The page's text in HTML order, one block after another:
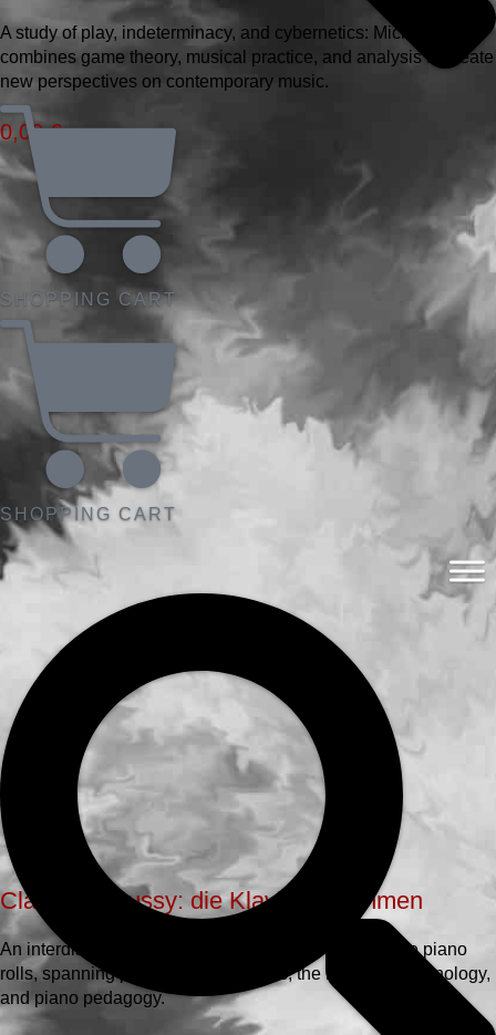
SHOPPING CART
SHOPPING CART
A study of play, indeterminacy, and cybernetics: Michel Roth
combines game theory, musical practice, and analysis to create
new perspectives on contemporary music.
0,00€
Claude Debussy: die Klavieraufnahmen
An interdisciplinary volume on Debussy’s 1913 Welte piano
rolls, spanning performance analysis, the history of technology,
and piano pedagogy.